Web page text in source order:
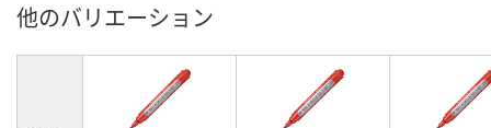
他のバリエーション